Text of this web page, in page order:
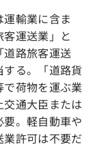
輸業に含ま
運送業」と
道路旅客運送
る。「道路貨
荷物を運ぶ業
通大臣または
。軽自動車や
許可は不要だ